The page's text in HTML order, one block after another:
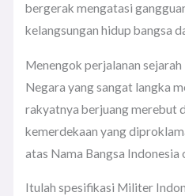
bergerak mengatasi
kelangsungan hidup bangsa
Menengok perjalanan
Negara yang sangat langka
rakyatnya berjuang merebut
kemerdekaan yang
atas Nama Bangsa Indonesia
Itulah spesifikasi Militer